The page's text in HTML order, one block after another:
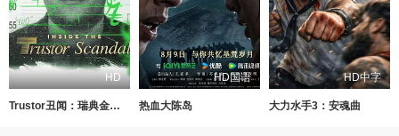
HD
Trustor丑闻：瑞典金融案内幕
HD国语
热血大陈岛
HD中字
大力水手3：安魂曲